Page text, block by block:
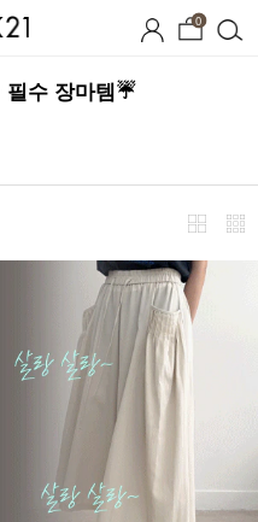
0
트 자체제작 여름
수 장마템☔